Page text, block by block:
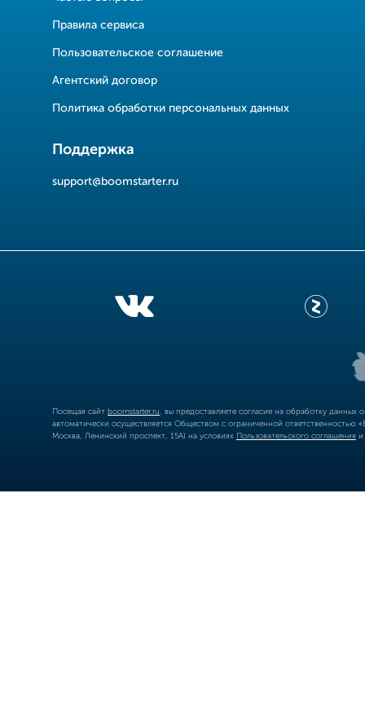
Правила сервиса
Пользовательское соглашение
Агентский договор
Политика обработки персональных данных
Поддержка
support@boomstarter.ru
Посещая сайт boomstarter.ru , вы предоставляете согласие на обработку
автоматически осуществляется Обществом с ограниченной
Москва, Ленинский проспект, 15А) на условиях Пользовательского соглашения и